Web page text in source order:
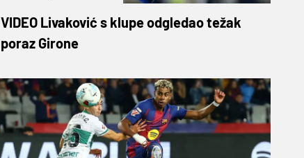
VIDEO Livaković s klupe odgledao težak
poraz Girone